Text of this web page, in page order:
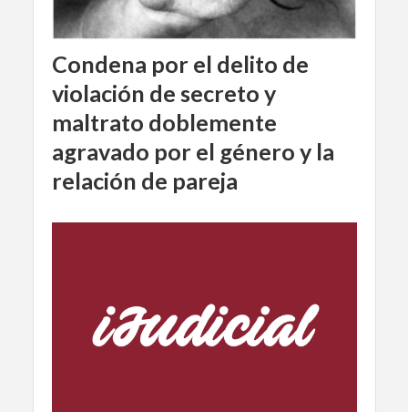
Condena por el delito de
violación de secreto y
maltrato doblemente
agravado por el género y la
relación de pareja